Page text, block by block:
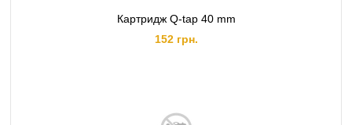
Картридж Q-tap 40 mm
152 грн.